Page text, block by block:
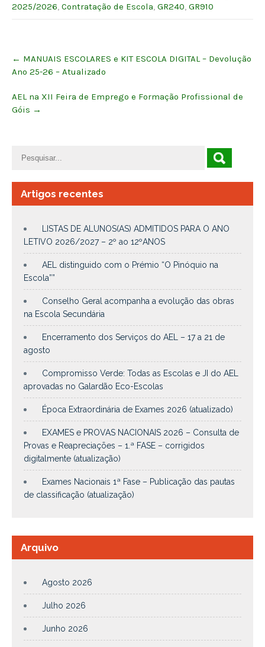
2025/2026, Contratação de Escola, GR240, GR910
navigation
← MANUAIS ESCOLARES e KIT ESCOLA DIGITAL – Devolução
Ano 25-26 – Atualizado
AEL na XII Feira de Emprego e Formação Profissional de
Góis →
Artigos recentes
LISTAS DE ALUNOS(AS) ADMITIDOS PARA O ANO
LETIVO 2026/2027 – 2º ao 12ºANOS
AEL distinguido com o Prémio “O Pinóquio na
Escola””
Conselho Geral acompanha a evolução das obras
na Escola Secundária
Encerramento dos Serviços do AEL – 17 a 21 de
agosto
Compromisso Verde: Todas as Escolas e JI do AEL
aprovadas no Galardão Eco-Escolas
Época Extraordinária de Exames 2026 (atualizado)
EXAMES e PROVAS NACIONAIS 2026 – Consulta de
Provas e Reapreciações – 1.ª FASE – corrigidos
digitalmente (atualização)
Exames Nacionais 1ª Fase – Publicação das pautas
de classificação (atualização)
Arquivo
Agosto 2026
Julho 2026
Junho 2026